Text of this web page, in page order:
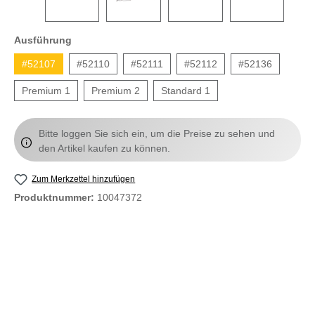
Ausführung
#52107 #52110 #52111 #52112 #52136
Premium 1 Premium 2 Standard 1
Bitte loggen Sie sich ein, um die Preise zu sehen und
den Artikel kaufen zu können.
Zum Merkzettel hinzufügen
Produktnummer: 10047372